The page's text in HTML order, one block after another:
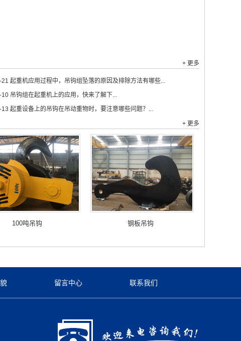
+ 更多
21 起重机应用过程中，吊钩组坠落的原因及排除方法有哪些...
10 吊钩组在起重机上的应用，快来了解下...
13 起重设备上的吊钩在吊动重物时，要注意哪些问题？...
+ 更多
100吨吊钩 钢板吊钩
留言中心 联系我们